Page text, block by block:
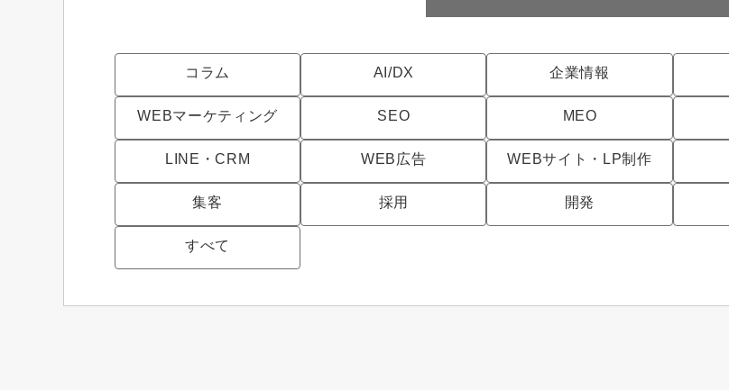
コラム AI/DX 企業情報
WEBマーケティング SEO MEO
LINE・CRM WEB広告 WEBサイト・LP制作
集客 採用 開発
すべて